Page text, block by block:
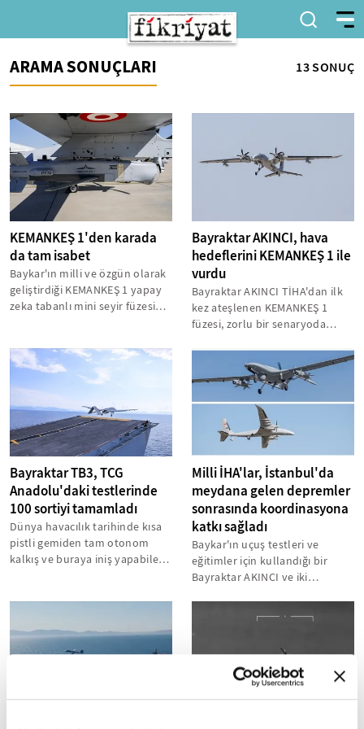
ARAMA SONUÇLARI 13 SONUÇ
KEMANKEŞ 1'den karada
da tam isabet
Baykar'ın milli ve özgün olarak
geliştirdiği KEMANKEŞ 1 yapay
zeka tabanlı mini seyir füzesi
Bayraktar AKINCI, hava
hedeflerini KEMANKEŞ 1 ile
vurdu
Bayraktar AKINCI TİHA'dan ilk
kez ateşlenen KEMANKEŞ 1
füzesi, zorlu bir senaryoda
Bayraktar TB3, TCG
Anadolu'daki testlerinde
100 sortiyi tamamladı
Dünya havacılık tarihinde kısa
pistli gemiden tam otonom
kalkış ve buraya iniş yapabilen
Milli İHA'lar, İstanbul'da
meydana gelen depremler
sonrasında koordinasyona
katkı sağladı
Baykar'ın uçuş testleri ve
eğitimler için kullandığı bir
Bayraktar AKINCI ve iki